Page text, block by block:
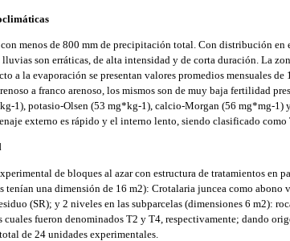
con menos de 800 mm de precipitación total. Con distribución
son erráticas, de alta intensidad y de corta duración. La
a la evaporación se presentan valores promedios mensuales
a franco arenoso, los mismos son de muy baja fertilidad
1), potasio-Olsen (53 mg*kg-1), calcio-Morgan (56 mg*mg-1)
externo es rápido y el interno lento, siendo clasificado
de bloques al azar con estructura de tratamientos en
tenían una dimensión de 16 m2): Crotalaria juncea como abono
(SR); y 2 niveles en las subparcelas (dimensiones 6 m2):
fueron denominados T2 y T4, respectivamente; dando
de 24 unidades experimentales.